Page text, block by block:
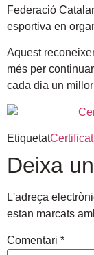
Federació
esportiva en
Aquest
més per
cada dia un
Etiquetat
Deixa
L'adreça
estan marcats
Comentari *